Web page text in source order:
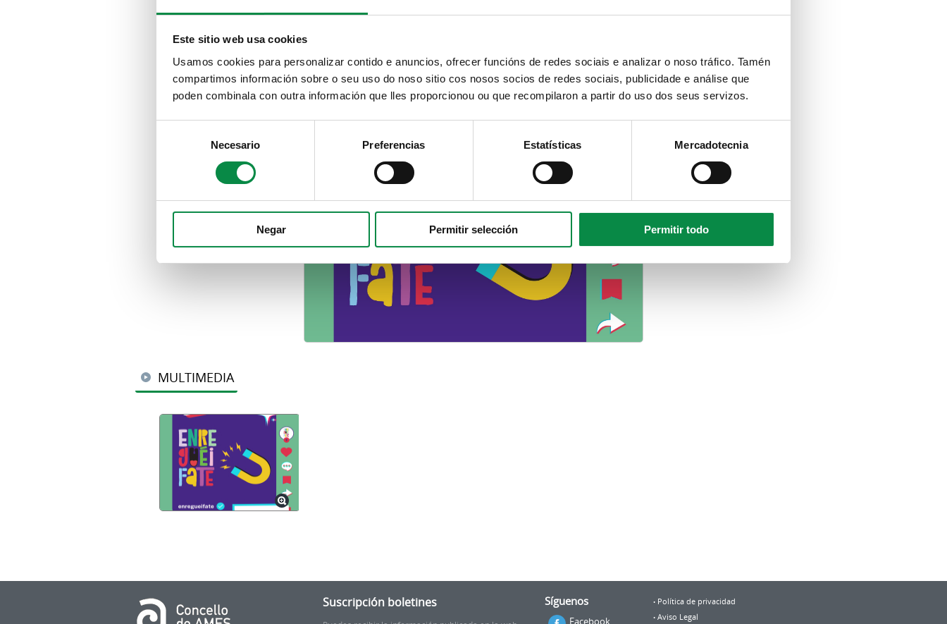
Este sitio web usa cookies
Usamos cookies para personalizar contido e anuncios, ofrecer funcións de redes sociais e analizar o noso tráfico. Tamén
compartimos información sobre o seu uso do noso sitio cos nosos socios de redes sociais, publicidade e análise que
poden combinala con outra información que lles proporcionou ou que recompilaron a partir do uso dos seus servizos.
Necesario Preferencias Estatísticas Mercadotecnia
Negar Permitir selección Permitir todo
MULTIMEDIA
Suscripción boletines Síguenos
Facebook
Política de privacidad
Aviso Legal